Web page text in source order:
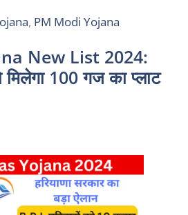
, PM Modi Yojana
New List 2024:
मिलेगा 100 गज का प्लाट